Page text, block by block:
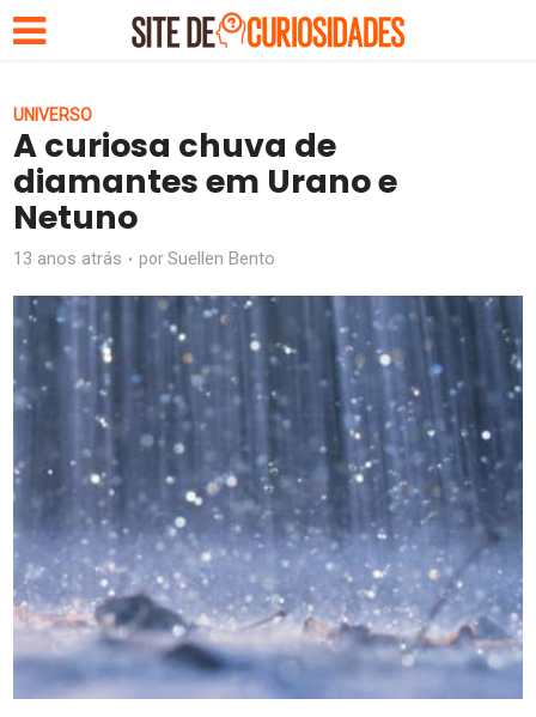
UNIVERSO
A curiosa chuva de
diamantes em Urano e
Netuno
13 anos atrás porSuellen Bento